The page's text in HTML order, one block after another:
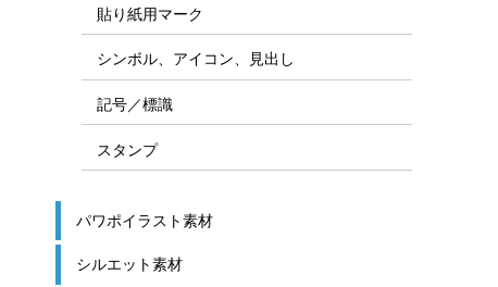
貼り紙用マーク
シンボル、アイコン、見出し
記号／標識
スタンプ
パワポイラスト素材
シルエット素材